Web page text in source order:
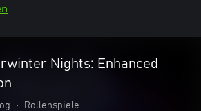
Nights: Enhanced
• Rollenspiele